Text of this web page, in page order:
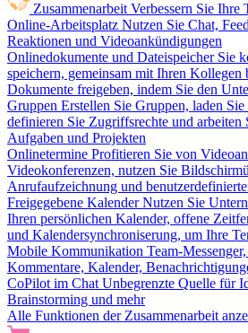
Zusammenarbeit Verbessern Sie Ihre
Online-Arbeitsplatz Nutzen Sie Chat,
Reaktionen und Videoankündigungen
Onlinedokumente und Dateispeicher Sie
speichern, gemeinsam mit Ihren Kollegen
Dokumente freigeben, indem Sie den
Gruppen Erstellen Sie Gruppen, laden
definieren Sie Zugriffsrechte und arbeiten
Aufgaben und Projekten
Onlinetermine Profitieren Sie von
Videokonferenzen, nutzen Sie
Anrufaufzeichnung und
Freigegebene Kalender Nutzen Sie
Ihren persönlichen Kalender, offene
und Kalendersynchroniserung, um Ihre
Mobile Kommunikation Team-
Kommentare, Kalender,
CoPilot im Chat Unbegrenzte Quelle für
Brainstorming und mehr
Alle Funktionen der Zusammenarbeit